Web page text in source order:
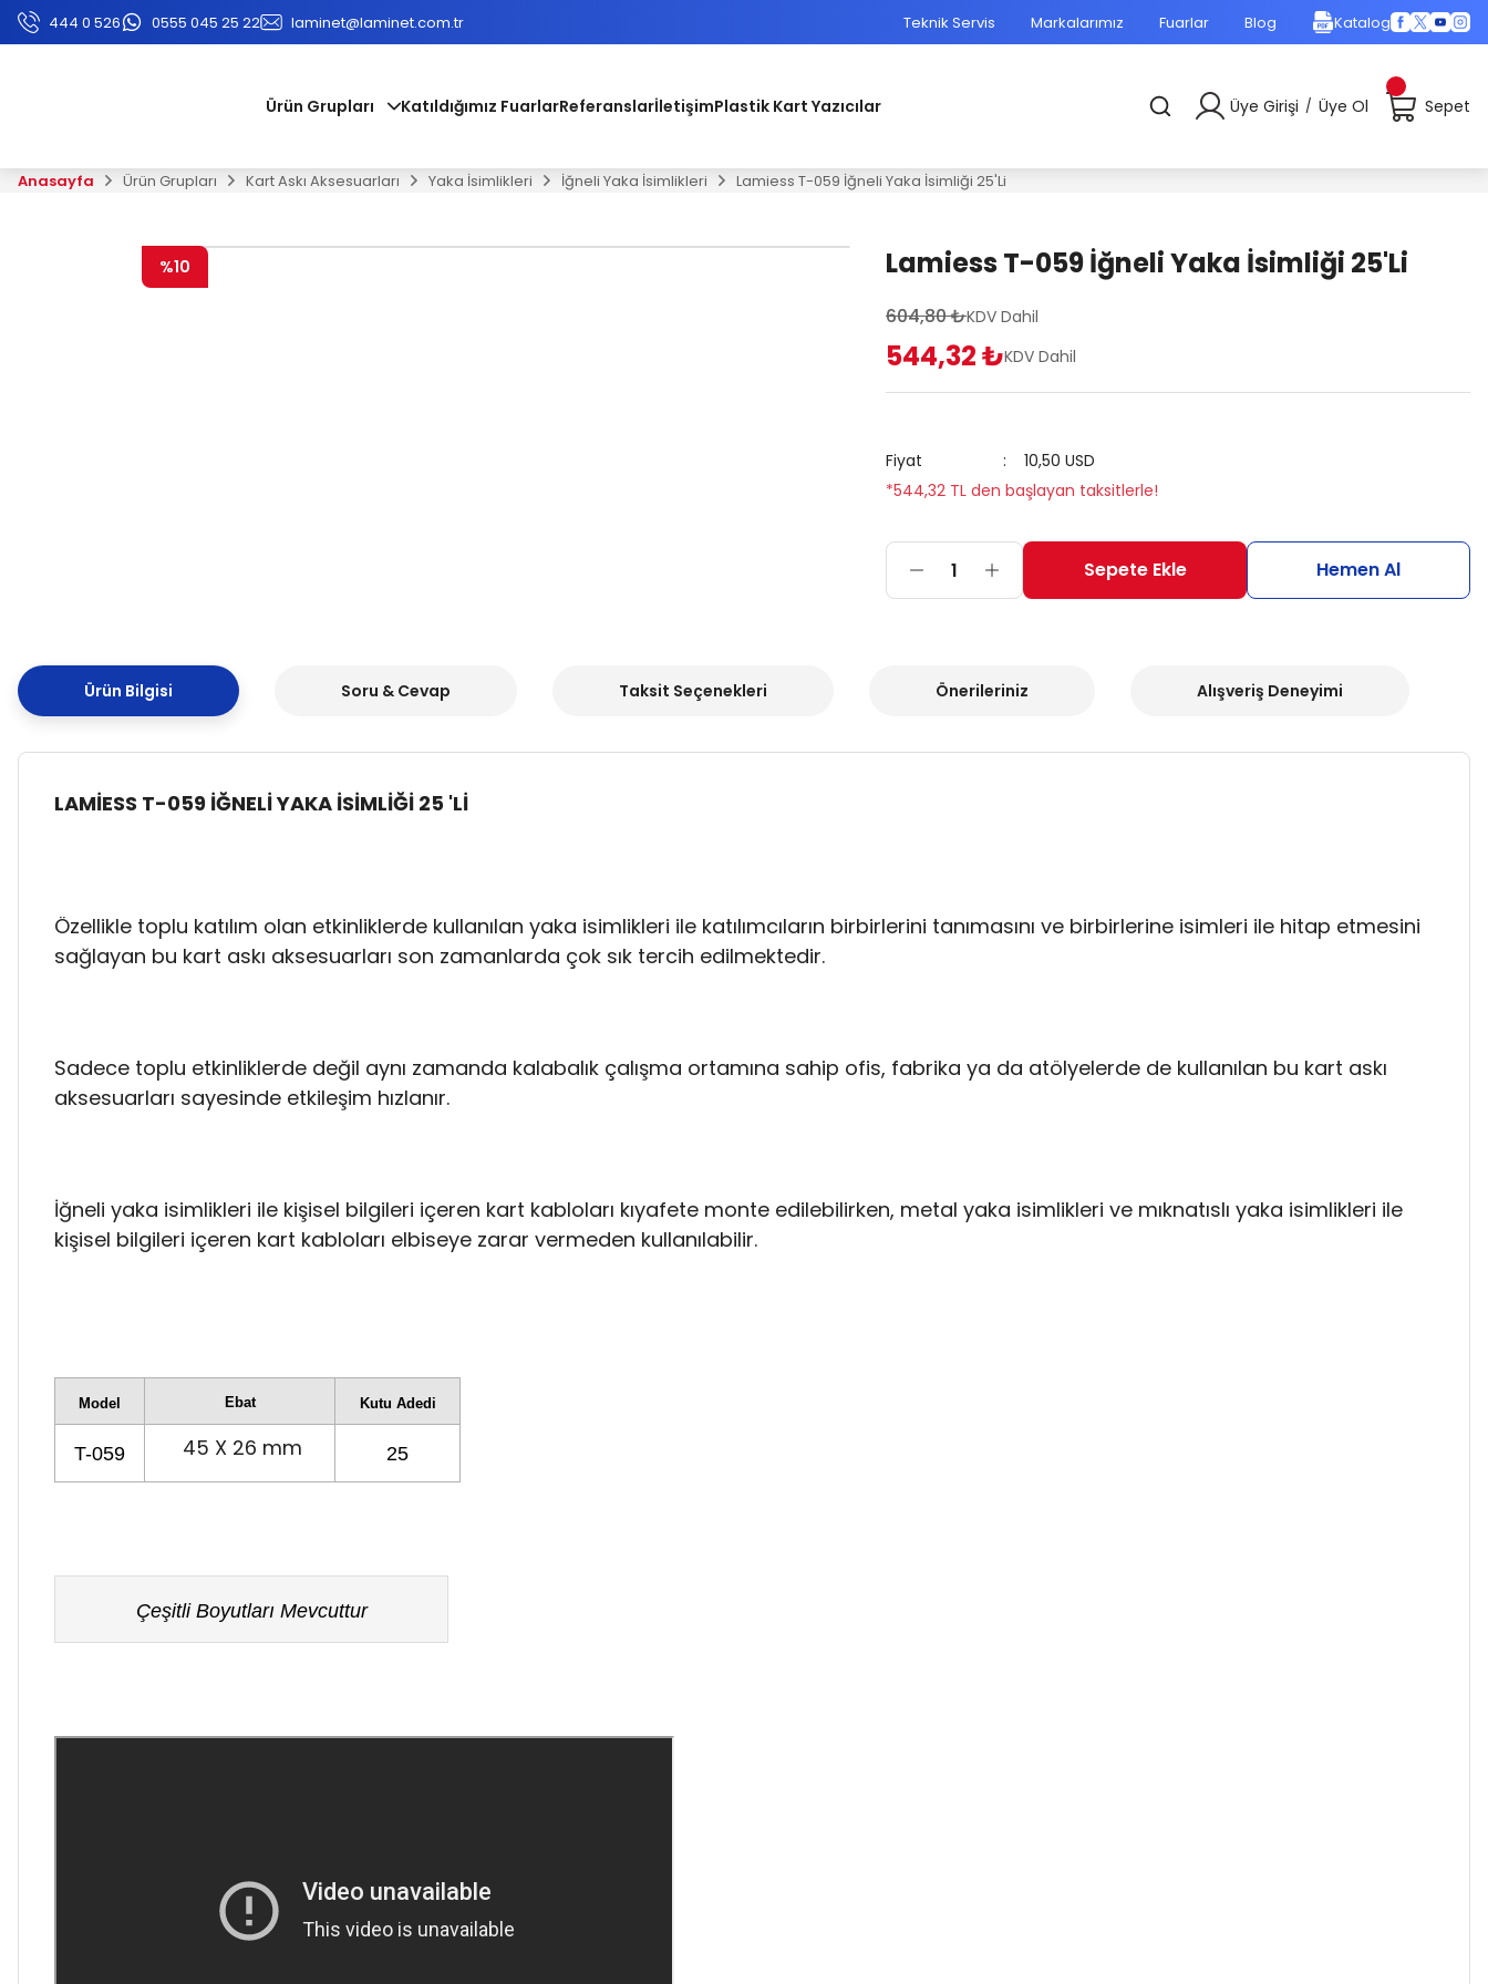
444 0 526 0555 045 25 22 laminet@laminet.com.tr Teknik Servis Markalarımız Fuarlar Blog Katalog
Ürün Grupları Katıldığımız FuarlarReferanslarİletişimPlastik Kart Yazıcılar Üye Girişi / Üye Ol Sepet
Anasayfa Ürün Grupları Kart Askı Aksesuarları Yaka İsimlikleri İğneli Yaka İsimlikleri Lamiess T-059 İğneli Yaka İsimliği 25'Li
%10 Lamiess T-059 İğneli Yaka İsimliği 25'Li
604,80 ₺KDV Dahil
544,32 ₺KDV Dahil
Fiyat
10,50 USD
*544,32 TL den başlayan taksitlerle!
Sepete Ekle Hemen Al
Ürün Bilgisi Soru & Cevap Taksit Seçenekleri Önerileriniz Alışveriş Deneyimi
LAMİESS T-059 İĞNELİ YAKA İSİMLİĞİ 25 'Lİ
Özellikle toplu katılım olan etkinliklerde kullanılan yaka isimlikleri ile katılımcıların birbirlerini tanımasını ve birbirlerine isimleri ile hitap etmesini
sağlayan bu kart askı aksesuarları son zamanlarda çok sık tercih edilmektedir.
Sadece toplu etkinliklerde değil aynı zamanda kalabalık çalışma ortamına sahip ofis, fabrika ya da atölyelerde de kullanılan bu kart askı
aksesuarları sayesinde etkileşim hızlanır.
İğneli yaka isimlikleri ile kişisel bilgileri içeren kart kabloları kıyafete monte edilebilirken, metal yaka isimlikleri ve mıknatıslı yaka isimlikleri ile
kişisel bilgileri içeren kart kabloları elbiseye zarar vermeden kullanılabilir.
Model Ebat Kutu Adedi
T-059 45 X 26 mm 25
Çeşitli Boyutları Mevcuttur